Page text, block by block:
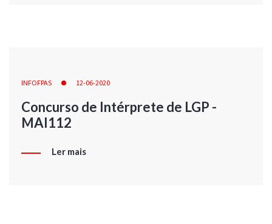
INFOFPAS 12-06-2020
Concurso de Intérprete de LGP -
MAI112
Ler mais